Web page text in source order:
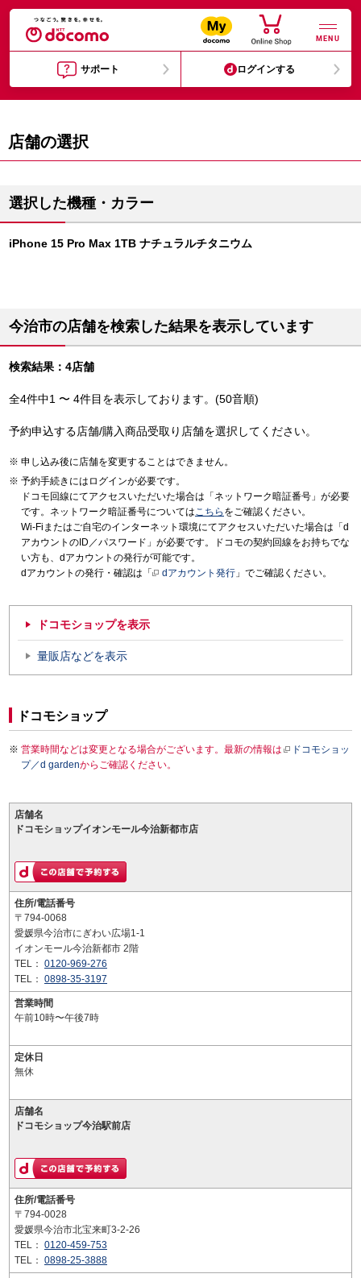
MENU
サポート ログインする
店舗の選択
選択した機種・カラー
iPhone 15 Pro Max 1TB ナチュラルチタニウム
今治市の店舗を検索した結果を表示しています
検索結果：4店舗
全4件中1 〜 4件目を表示しております。(50音順)
予約申込する店舗/購入商品受取り店舗を選択してください。
申し込み後に店舗を変更することはできません。
予約手続きにはログインが必要です。
ドコモ回線にてアクセスいただいた場合は「ネットワーク暗証番号」が必要
です。ネットワーク暗証番号についてはこちら をご確認ください。
Wi-Fiまたはご自宅のインターネット環境にてアクセスいただいた場合は「d
アカウントのID／パスワード」が必要です。ドコモの契約回線をお持ちでな
い方も、dアカウントの発行が可能です。
dアカウントの発行・確認は「
dアカウント発行 」でご確認ください。
ドコモショップを表示
量販店などを表示
ドコモショップ
営業時間などは変更となる場合がございます。最新の情報は
ドコモショッ
プ／d gardenからご確認ください。
店舗名
ドコモショップイオンモール今治新都市店
住所/電話番号
〒794-0068
愛媛県今治市にぎわい広場1-1
イオンモール今治新都市 2階
TEL： 0120-969-276
TEL： 0898-35-3197
営業時間
午前10時〜午後7時
定休日
無休
店舗名
ドコモショップ今治駅前店
住所/電話番号
〒794-0028
愛媛県今治市北宝来町3-2-26
TEL： 0120-459-753
TEL： 0898-25-3888